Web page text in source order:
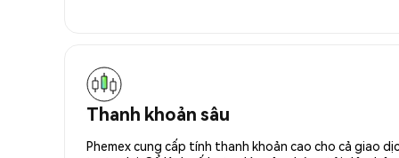
Thanh khoản sâu
Phemex cung cấp tính thanh khoản cao cho cả giao